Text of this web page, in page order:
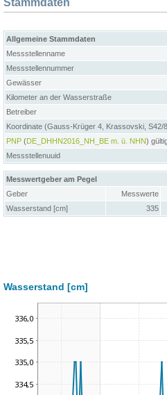
Allgemeine Stammdaten
Messstellenname
Messstellennummer
Gewässer
Kilometer an der Wasserstraße
Betreiber
Koordinate (Gauss-Krüger 4, Krassovski, S42/
PNP (DE_DHHN2016_NH_BE m. ü. NHN)
Messstellenuuid
Messwertgeber am Pegel
Geber
Messwerte
Wasserstand [cm]
335
Wasserstand [cm]